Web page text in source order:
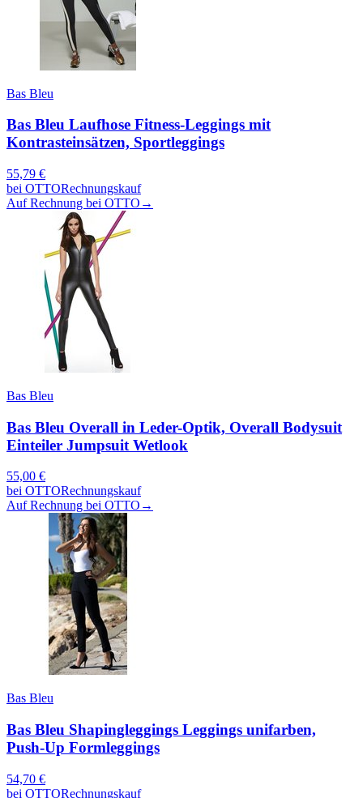
Bas Bleu
Bas Bleu Laufhose Fitness-Leggings mit
Kontrasteinsätzen, Sportleggings
55,79 €
bei OTTORechnungskauf
Auf Rechnung bei OTTO →
Bas Bleu
Bas Bleu Overall in Leder-Optik, Overall Bodysuit
Einteiler Jumpsuit Wetlook
55,00 €
bei OTTORechnungskauf
Auf Rechnung bei OTTO →
Bas Bleu
Bas Bleu Shapingleggings Leggings unifarben,
Push-Up Formleggings
54,70 €
bei OTTORechnungskauf